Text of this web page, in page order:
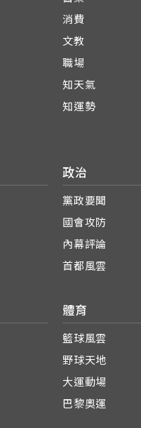
消費
文教
職場
知天氣
知運勢
政治
黨政要聞
國會攻防
內幕評論
首都風雲
體育
籃球風雲
野球天地
大運動場
巴黎奧運